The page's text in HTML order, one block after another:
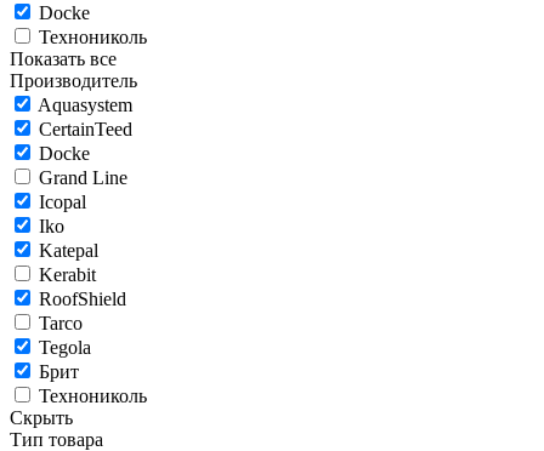
Docke
Технониколь
Показать все
Производитель
Aquasystem
CertainTeed
Docke
Grand Line
Icopal
Iko
Katepal
Kerabit
RoofShield
Tarco
Tegola
Брит
Технониколь
Скрыть
Тип товара